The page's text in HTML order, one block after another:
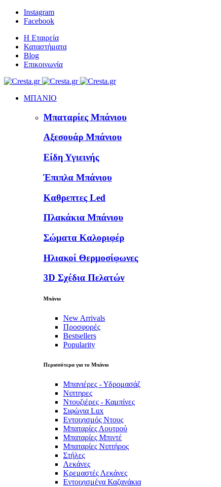
Instagram
Facebook
Η Εταιρεία
Καταστήματα
Blog
Επικοινωνία
ΜΠΑΝΙΟ
Μπαταρίες Μπάνιου
Αξεσουάρ Μπάνιου
Είδη Υγιεινής
Έπιπλα Μπάνιου
Καθρεπτες Led
Πλακάκια Μπάνιου
Σώματα Καλοριφέρ
Ηλιακοί Θερμοσίφωνες
3D Σχέδια Πελατών
Μπάνιο
New Arrivals
Προσφορές
Bestsellers
Popularity
Περισσότερα για το Μπάνιο
Μπανιέρες - Υδρομασάζ
Νιπτηρες
Ντουζιέρες - Καμπίνες
Σιφώνια Lux
Εντοιχισμός Ντους
Μπαταρίες Λουτρού
Μπαταρίες Μπιντέ
Μπαταρίες Νιπτήρος
Στήλες
Λεκάνες
Κρεμαστές Λεκάνες
Εντοιχισμένα Καζανάκια